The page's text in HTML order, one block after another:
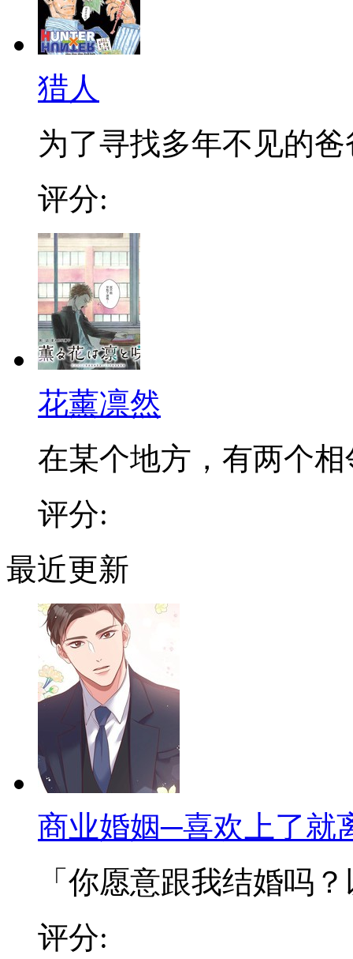
猎人
为了寻找多年不见的爸
评分:
花薰凛然
在某个地方，有两个相
评分:
最近更新
商业婚姻─喜欢上了就
「你愿意跟我结婚吗
评分: